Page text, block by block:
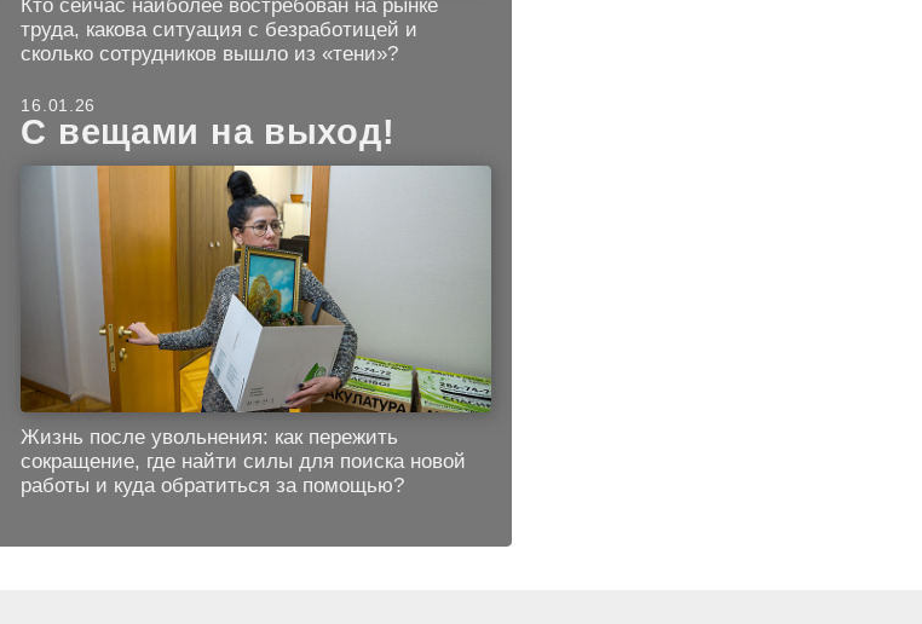
Кто сейчас наиболее востребован на рынке
труда, какова ситуация с безработицей и
сколько сотрудников вышло из «тени»?
16.01.26
С вещами на выход!
Жизнь после увольнения: как пережить
сокращение, где найти силы для поиска новой
работы и куда обратиться за помощью?